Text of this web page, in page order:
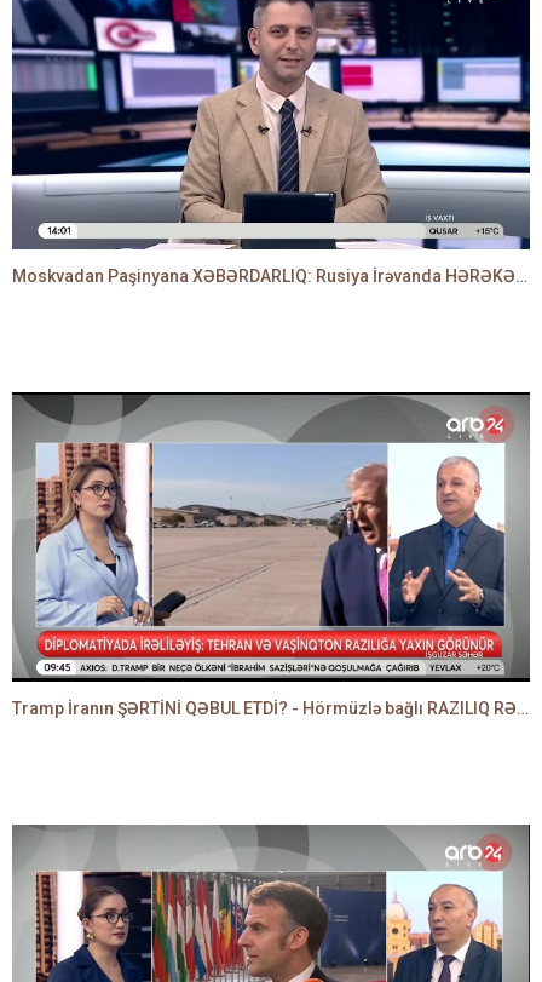
Moskvadan Paşinyana XƏBƏRDARLIQ: Rusiya İrəvanda HƏRƏKƏTƏ KEÇDİ - TAMİLLA QULAMİ danışır
Tramp İranın ŞƏRTİNİ QƏBUL ETDİ? - Hörmüzlə bağlı RAZILIQ RƏSMƏN AÇIQLANIR -BAKİR HƏDƏNBƏYLİ danışır